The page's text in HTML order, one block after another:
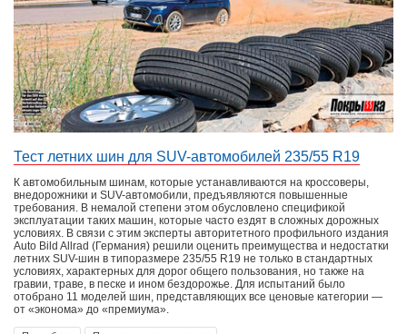
Тест летних шин для SUV-автомобилей 235/55 R19
К автомобильным шинам, которые устанавливаются на кроссоверы,
внедорожники и SUV-автомобили, предъявляются повышенные
требования. В немалой степени этом обусловлено спецификой
эксплуатации таких машин, которые часто ездят в сложных дорожных
условиях. В связи с этим эксперты авторитетного профильного издания
Auto Bild Allrad (Германия) решили оценить преимущества и недостатки
летних SUV-шин в типоразмере 235/55 R19 не только в стандартных
условиях, характерных для дорог общего пользования, но также на
гравии, траве, в песке и ином бездорожье. Для испытаний было
отобрано 11 моделей шин, представляющих все ценовые категории —
от «эконома» до «премиума».